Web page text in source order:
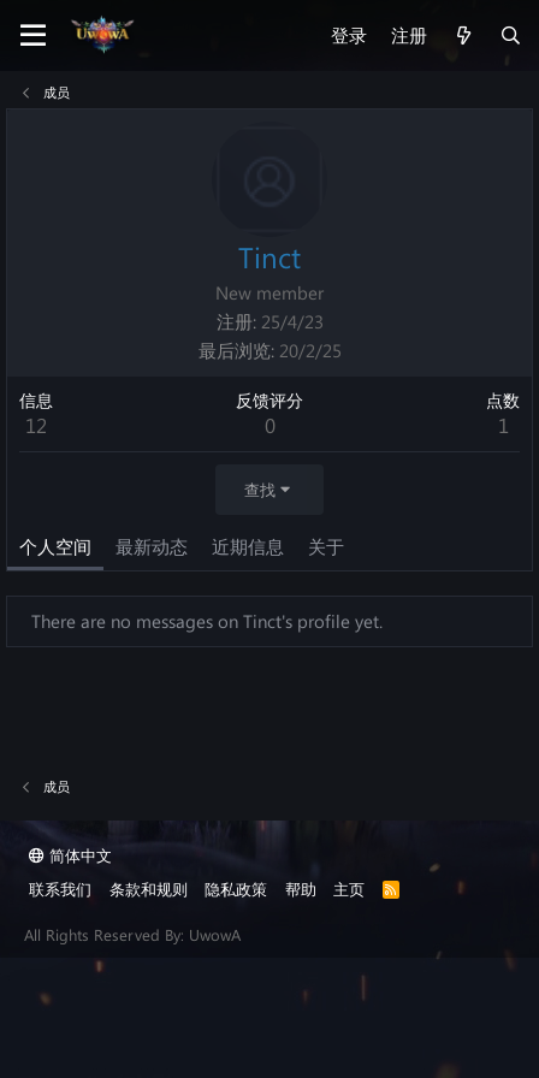
登录 注册
成员
Tinct
New member
注册 25/4/23
最后浏览 20/2/25
信息
12
反馈评分
0
点数
1
查找
个人空间 最新动态 近期信息 关于
There are no messages on Tinct's profile yet.
成员
简体中文
联系我们
条款和规则 隐私政策 帮助 主页
R
All Rights Reserved By: UwowA